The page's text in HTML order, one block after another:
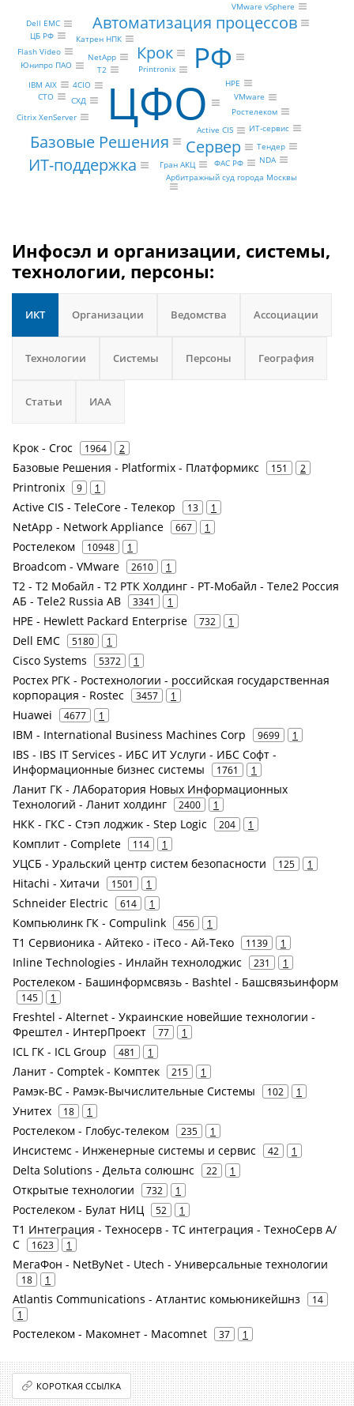
ЦФО
РФ
Крок
Базовые Решения
Автоматизация процессов
Сервер
ИТ-поддержка
Printronix
Active CIS
NetApp
Ростелеком
VMware
Т2
HPE
Dell EMC
Катрен НПК
Юнипро ПАО
Гран АКЦ
ЦБ РФ
Арбитражный суд города Москвы
ФАС РФ
4CIO
Flash Video
СХД
IBM AIX
Citrix XenServer
VMware vSphere
CTO
Тендер
NDA
ИТ-сервис
Инфосэл и организации, системы,
технологии, персоны:
ИКТ Организации Ведомства Ассоциации
Технологии Системы Персоны География
Статьи ИАА
Крок - Croc 1964 2
Базовые Решения - Platformix - Платформикс 151 2
Printronix 9 1
Active CIS - TeleCore - Телекор 13 1
NetApp - Network Appliance 667 1
Ростелеком 10948 1
Broadcom - VMware 2610 1
Т2 - Т2 Мобайл - Т2 РТК Холдинг - РТ-Мобайл - Теле2 Россия
АБ - Tele2 Russia AB
3341 1
HPE - Hewlett Packard Enterprise 732 1
Dell EMC 5180 1
Cisco Systems 5372 1
Ростех РГК - Ростехнологии - российская государственная
корпорация - Rostec
3457 1
Huawei 4677 1
IBM - International Business Machines Corp 9699 1
IBS - IBS IT Services - ИБС ИТ Услуги - ИБС Софт -
Информационные бизнес системы
1761 1
Ланит ГК - ЛАборатория Новых Информационных
Технологий - Ланит холдинг
2400 1
НКК - ГКС - Стэп лоджик - Step Logic 204 1
Комплит - Complete 114 1
УЦСБ - Уральский центр систем безопасности 125 1
Hitachi - Хитачи 1501 1
Schneider Electric 614 1
Компьюлинк ГК - Compulink 456 1
Т1 Сервионика - Айтеко - iTeco - Ай-Теко 1139 1
Inline Technologies - Инлайн технолоджис 231 1
Ростелеком - Башинформсвязь - Bashtel - Башсвязьинформ
145 1
Freshtel - Alternet - Украинские новейшие технологии -
Фрештел - ИнтерПроект
77 1
ICL ГК - ICL Group 481 1
Ланит - Comptek - Комптек 215 1
Рамэк-ВС - Рамэк-Вычислительные Системы 102 1
Унитех 18 1
Ростелеком - Глобус-телеком 235 1
Инсистемс - Инженерные системы и сервис 42 1
Delta Solutions - Дельта солюшнс 22 1
Открытые технологии 732 1
Ростелеком - Булат НИЦ 52 1
Т1 Интеграция - Техносерв - ТС интеграция - ТехноСерв А/
С
1623 1
МегаФон - NetByNet - Utech - Универсальные технологии
18 1
Atlantis Communications - Атлантис комьюникейшнз
14
1
Ростелеком - Макомнет - Macomnet 37 1
КОРОТКАЯ ССЫЛКА